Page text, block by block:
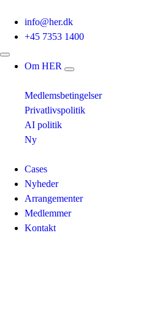
info@her.dk
+45 7353 1400
Om HER
Medlemsbetingelser
Privatlivspolitik
AI politik
Ny
Cases
Nyheder
Arrangementer
Medlemmer
Kontakt